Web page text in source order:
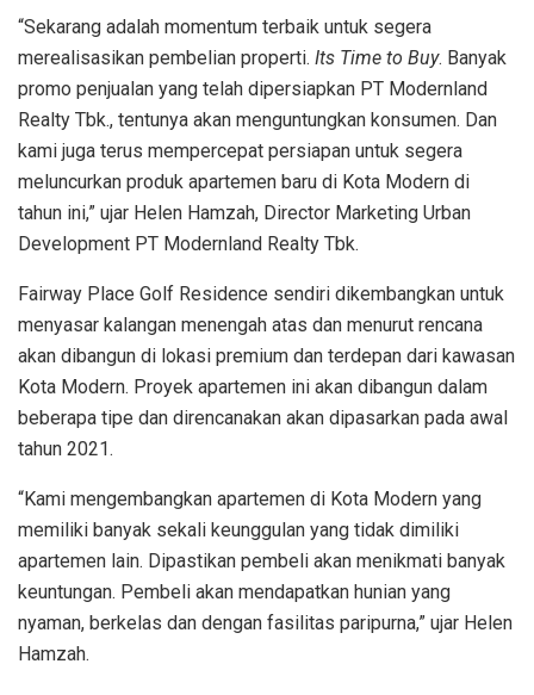
“Sekarang adalah momentum terbaik untuk segera
merealisasikan pembelian properti. Its Time to Buy. Banyak
promo penjualan yang telah dipersiapkan PT Modernland
Realty Tbk., tentunya akan menguntungkan konsumen. Dan
kami juga terus mempercepat persiapan untuk segera
meluncurkan produk apartemen baru di Kota Modern di
tahun ini,” ujar Helen Hamzah, Director Marketing Urban
Development PT Modernland Realty Tbk.
Fairway Place Golf Residence sendiri dikembangkan untuk
menyasar kalangan menengah atas dan menurut rencana
akan dibangun di lokasi premium dan terdepan dari kawasan
Kota Modern. Proyek apartemen ini akan dibangun dalam
beberapa tipe dan direncanakan akan dipasarkan pada awal
tahun 2021.
“Kami mengembangkan apartemen di Kota Modern yang
memiliki banyak sekali keunggulan yang tidak dimiliki
apartemen lain. Dipastikan pembeli akan menikmati banyak
keuntungan. Pembeli akan mendapatkan hunian yang
nyaman, berkelas dan dengan fasilitas paripurna,” ujar Helen
Hamzah.